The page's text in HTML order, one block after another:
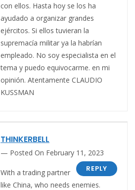
con ellos. Hasta hoy se los ha
ayudado a organizar grandes
ejércitos. Si ellos tuvieran la
supremacía militar ya la habrían
empleado. No soy especialista en el
tema y puedo equivocarme. en mi
opinión. Atentamente CLAUDIO
KUSSMAN
THINKERBELL
Posted On February 11, 2023
REPLY
With a trading partner
like China, who needs enemies.